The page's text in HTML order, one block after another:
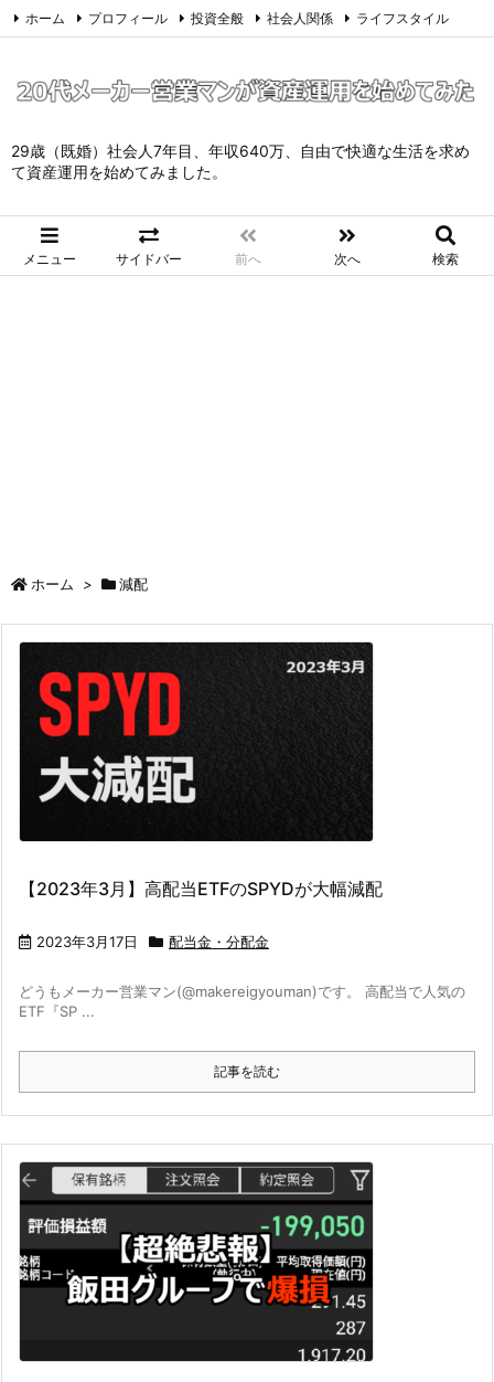
29歳（既婚）社会人7年目、年収640万、自由で快適な生活を求め
て資産運用を始めてみました。
メニュー サイドバー 前へ 次へ 検索
ホーム プロフィール 投資全般 社会人関係 ライフスタイル
Feedly
ホーム > 減配
【2023年3月】高配当ETFのSPYDが大幅減配
2023年3月17日 配当金・分配金
どうもメーカー営業マン(@makereigyouman)です。 高配当で人気の
ETF『SP ...
記事を読む